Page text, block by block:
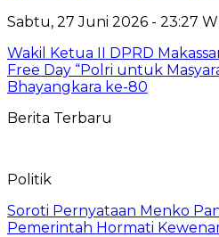
Sabtu, 27 Juni 2026 - 23:27
Wakil Ketua II DPRD
Free Day “Polri untuk
Bhayangkara ke-80
Berita Terbaru
Politik
Soroti Pernyataan Menko
Pemerintah Hormati